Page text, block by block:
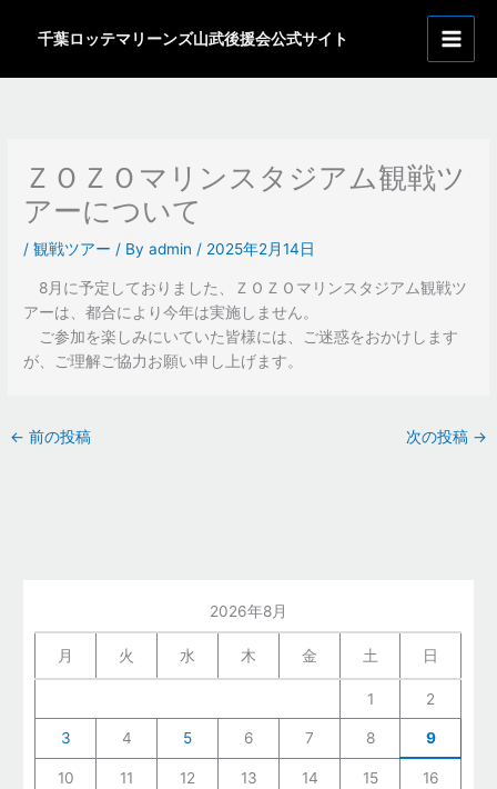
千葉ロッテマリーンズ山武後援会公式サイト
ＺＯＺＯマリンスタジアム観戦ツ
アーについて
/観戦ツアー / Byadmin/ 2025年2月14日
8月に予定しておりました、ＺＯＺＯマリンスタジアム観戦ツ
アーは、都合により今年は実施しません。
ご参加を楽しみにいていた皆様には、ご迷惑をおかけします
が、ご理解ご協力お願い申し上げます。
← 前の投稿 次の投稿 →
2026年8月
月 火 水 木 金 土 日
1 2
3 4 5 6 7 8 9
10 11 12 13 14 15 16
ー